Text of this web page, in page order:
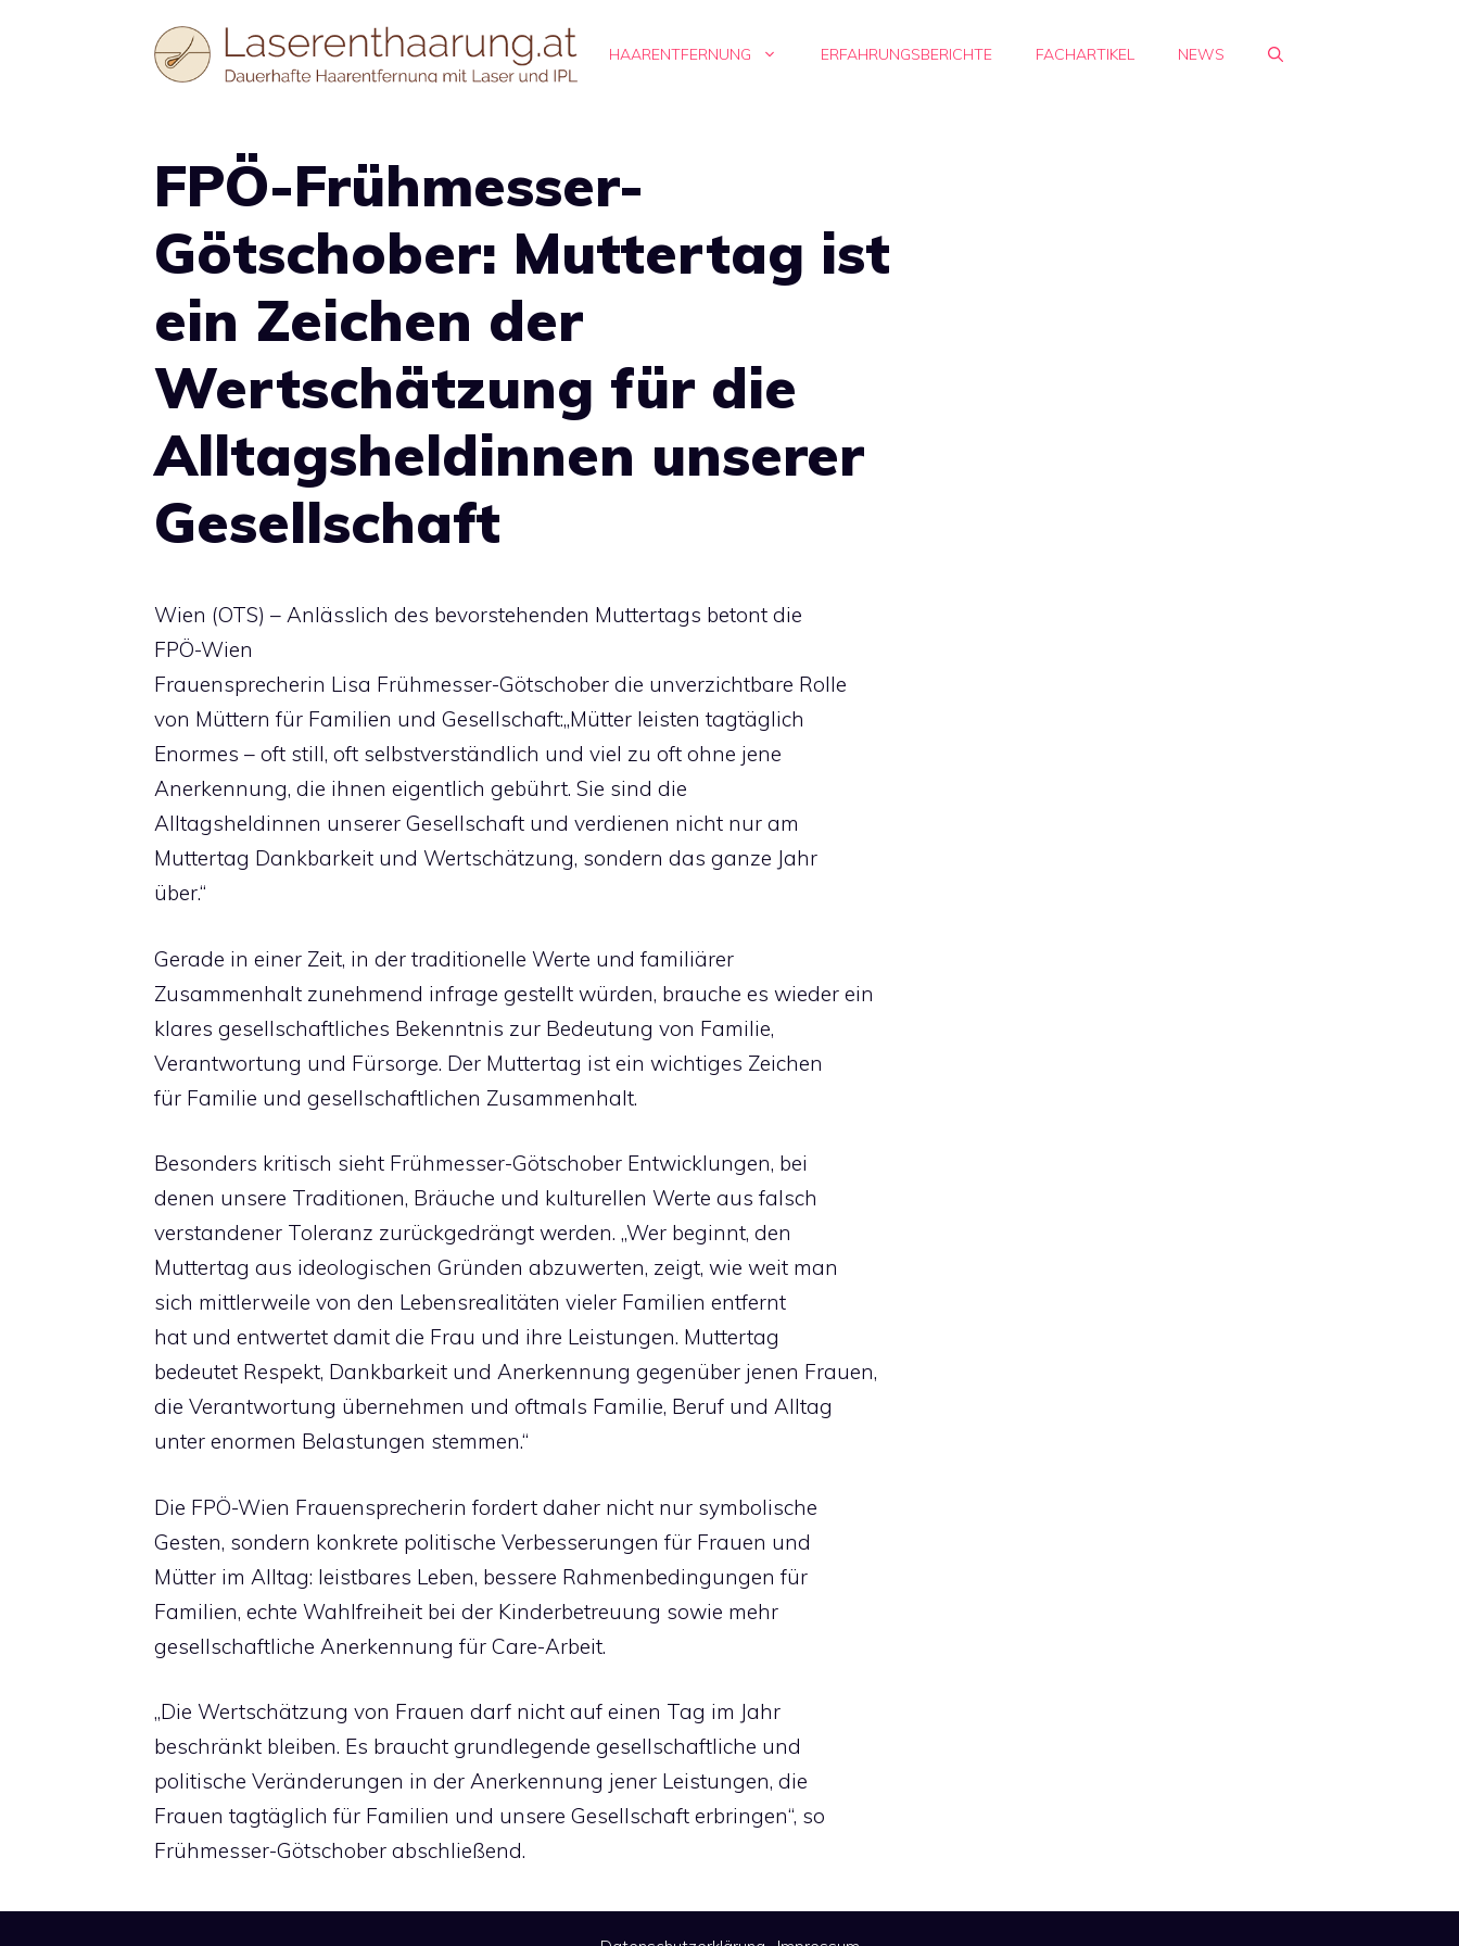
HAARENTFERNUNG ERFAHRUNGSBERICHTE FACHARTIKEL NEWS
FPÖ-Frühmesser-
Götschober: Muttertag ist
ein Zeichen der
Wertschätzung für die
Alltagsheldinnen unserer
Gesellschaft
Wien (OTS) – Anlässlich des bevorstehenden Muttertags betont die
FPÖ-Wien
Frauensprecherin Lisa Frühmesser-Götschober die unverzichtbare Rolle
von Müttern für Familien und Gesellschaft:„Mütter leisten tagtäglich
Enormes – oft still, oft selbstverständlich und viel zu oft ohne jene
Anerkennung, die ihnen eigentlich gebührt. Sie sind die
Alltagsheldinnen unserer Gesellschaft und verdienen nicht nur am
Muttertag Dankbarkeit und Wertschätzung, sondern das ganze Jahr
über.“
Gerade in einer Zeit, in der traditionelle Werte und familiärer
Zusammenhalt zunehmend infrage gestellt würden, brauche es wieder ein
klares gesellschaftliches Bekenntnis zur Bedeutung von Familie,
Verantwortung und Fürsorge. Der Muttertag ist ein wichtiges Zeichen
für Familie und gesellschaftlichen Zusammenhalt.
Besonders kritisch sieht Frühmesser-Götschober Entwicklungen, bei
denen unsere Traditionen, Bräuche und kulturellen Werte aus falsch
verstandener Toleranz zurückgedrängt werden. „Wer beginnt, den
Muttertag aus ideologischen Gründen abzuwerten, zeigt, wie weit man
sich mittlerweile von den Lebensrealitäten vieler Familien entfernt
hat und entwertet damit die Frau und ihre Leistungen. Muttertag
bedeutet Respekt, Dankbarkeit und Anerkennung gegenüber jenen Frauen,
die Verantwortung übernehmen und oftmals Familie, Beruf und Alltag
unter enormen Belastungen stemmen.“
Die FPÖ-Wien Frauensprecherin fordert daher nicht nur symbolische
Gesten, sondern konkrete politische Verbesserungen für Frauen und
Mütter im Alltag: leistbares Leben, bessere Rahmenbedingungen für
Familien, echte Wahlfreiheit bei der Kinderbetreuung sowie mehr
gesellschaftliche Anerkennung für Care-Arbeit.
„Die Wertschätzung von Frauen darf nicht auf einen Tag im Jahr
beschränkt bleiben. Es braucht grundlegende gesellschaftliche und
politische Veränderungen in der Anerkennung jener Leistungen, die
Frauen tagtäglich für Familien und unsere Gesellschaft erbringen“, so
Frühmesser-Götschober abschließend.